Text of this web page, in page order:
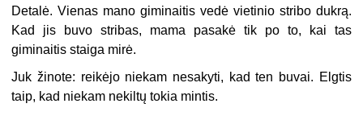
Detalė. Vienas mano giminaitis vedė vietinio stribo dukrą.
Kad jis buvo stribas, mama pasakė tik po to, kai tas
giminaitis staiga mirė.
Juk žinote: reikėjo niekam nesakyti, kad ten buvai. Elgtis
taip, kad niekam nekiltų tokia mintis.